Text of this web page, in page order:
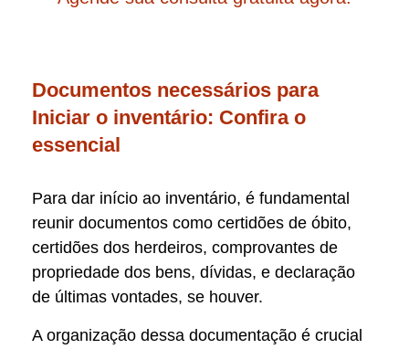
Documentos necessários para
Iniciar o inventário: Confira o
essencial
Para dar início ao inventário, é fundamental
reunir documentos como certidões de óbito,
certidões dos herdeiros, comprovantes de
propriedade dos bens, dívidas, e declaração
de últimas vontades, se houver.
A organização dessa documentação é crucial